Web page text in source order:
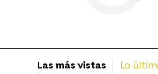
Las más vistas Lo